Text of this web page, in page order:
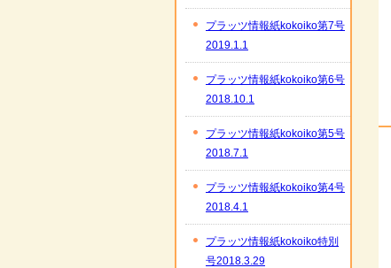
プラッツ情報紙kokoiko第7号
2019.1.1
プラッツ情報紙kokoiko第6号
2018.10.1
プラッツ情報紙kokoiko第5号
2018.7.1
プラッツ情報紙kokoiko第4号
2018.4.1
プラッツ情報紙kokoiko特別
号2018.3.29